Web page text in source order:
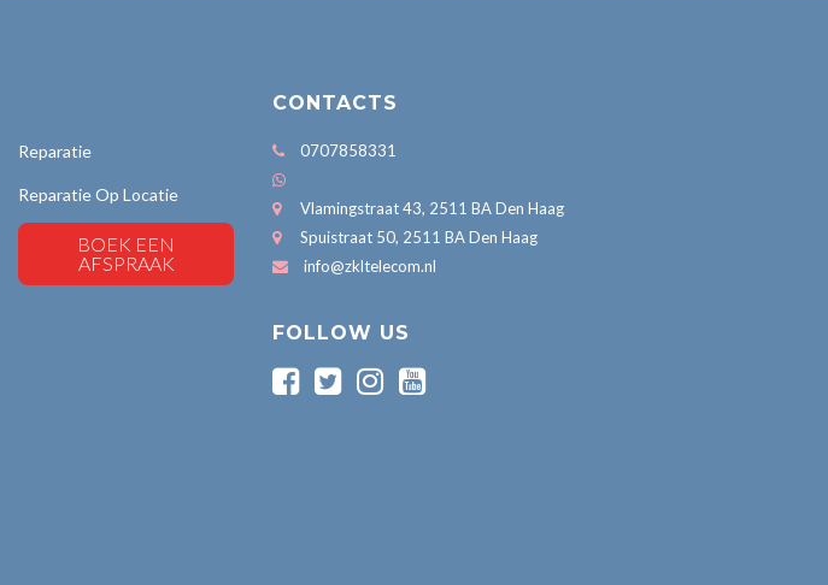
Reparatie
Reparatie Op Locatie
BOEK EEN
AFSPRAAK
CONTACTS
0707858331
Vlamingstraat 43, 2511 BA Den Haag
Spuistraat 50, 2511 BA Den Haag
info@zkltelecom.nl
FOLLOW US